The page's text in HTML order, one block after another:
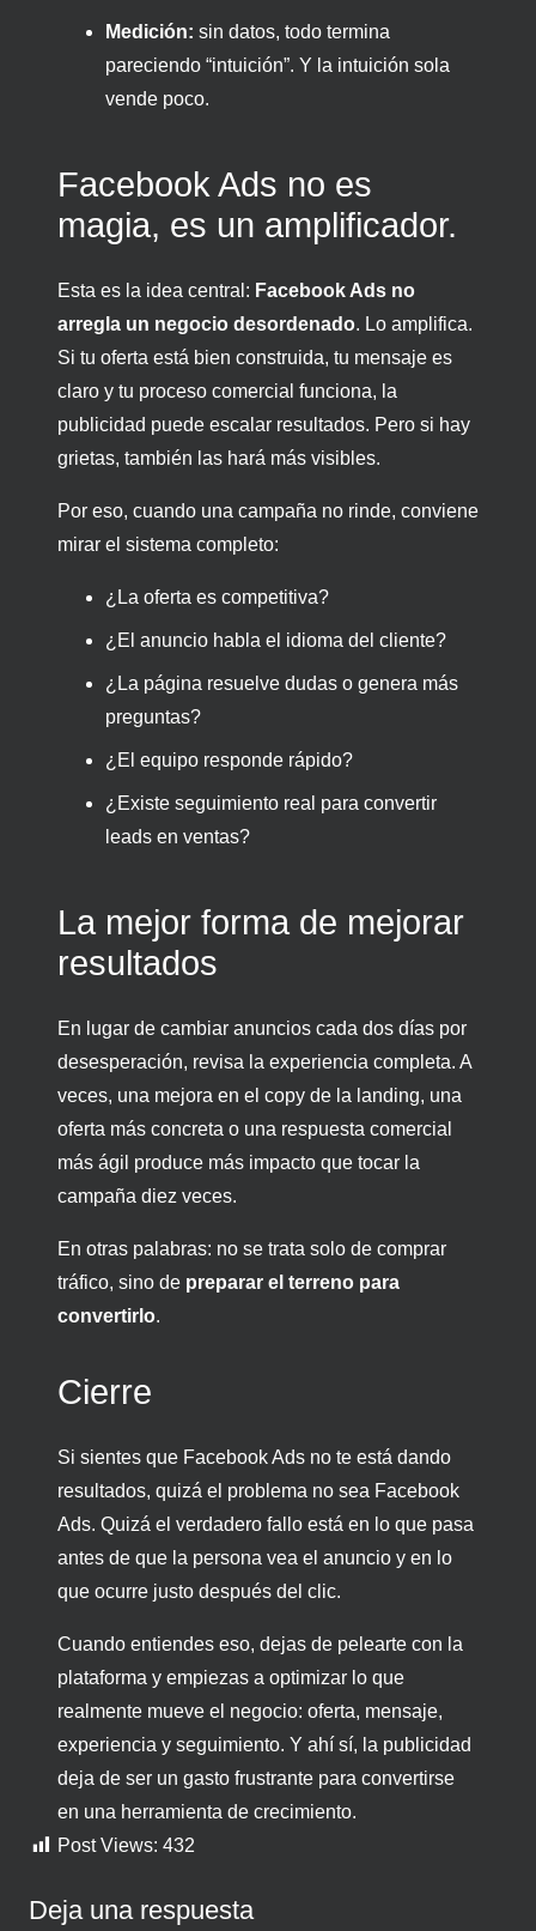
Medición: sin datos, todo termina
pareciendo “intuición”. Y la intuición sola
vende poco.
Facebook Ads no es
magia, es un amplificador.
Esta es la idea central: Facebook Ads no
arregla un negocio desordenado. Lo amplifica.
Si tu oferta está bien construida, tu mensaje es
claro y tu proceso comercial funciona, la
publicidad puede escalar resultados. Pero si hay
grietas, también las hará más visibles.
Por eso, cuando una campaña no rinde, conviene
mirar el sistema completo:
¿La oferta es competitiva?
¿El anuncio habla el idioma del cliente?
¿La página resuelve dudas o genera más
preguntas?
¿El equipo responde rápido?
¿Existe seguimiento real para convertir
leads en ventas?
La mejor forma de mejorar
resultados
En lugar de cambiar anuncios cada dos días por
desesperación, revisa la experiencia completa. A
veces, una mejora en el copy de la landing, una
oferta más concreta o una respuesta comercial
más ágil produce más impacto que tocar la
campaña diez veces.
En otras palabras: no se trata solo de comprar
tráfico, sino de preparar el terreno para
convertirlo.
Cierre
Si sientes que Facebook Ads no te está dando
resultados, quizá el problema no sea Facebook
Ads. Quizá el verdadero fallo está en lo que pasa
antes de que la persona vea el anuncio y en lo
que ocurre justo después del clic.
Cuando entiendes eso, dejas de pelearte con la
plataforma y empiezas a optimizar lo que
realmente mueve el negocio: oferta, mensaje,
experiencia y seguimiento. Y ahí sí, la publicidad
deja de ser un gasto frustrante para convertirse
en una herramienta de crecimiento.
Post Views: 432
Deja una respuesta